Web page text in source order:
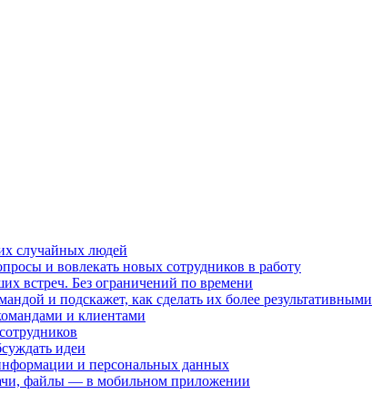
случайных людей
и вовлекать новых сотрудников в работу
встреч. Без ограничений по времени
и подскажет, как сделать их более результативными
и клиентами
идеи
и персональных данных
файлы — в мобильном приложении